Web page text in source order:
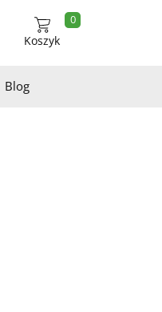
Koszyk
0
Blog